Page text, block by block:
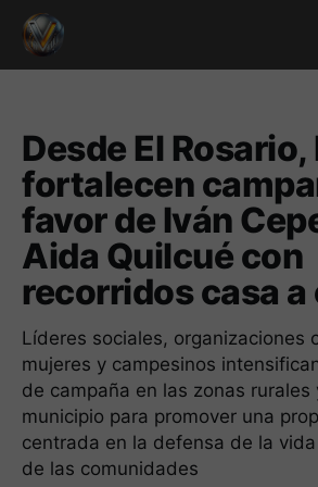
Desde El
fortalecen
favor de Iván
Aida Quilcué con
recorridos casa a
Líderes sociales, organizaciones
mujeres y campesinos
de campaña en las zonas rurales
municipio para promover una
centrada en la defensa de la
de las comunidades